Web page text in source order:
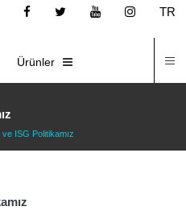
TR
Ürünler
ISG Politikamız